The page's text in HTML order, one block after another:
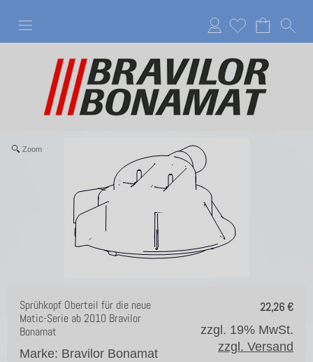
Anmelden
Zoom
22,26€
Sprühkopf Oberteil für die neue
Matic-Serie ab 2010 Bravilor
Bonamat
Marke: Bravilor Bonamat
zzgl. 19% MwSt.
zzgl. Versand